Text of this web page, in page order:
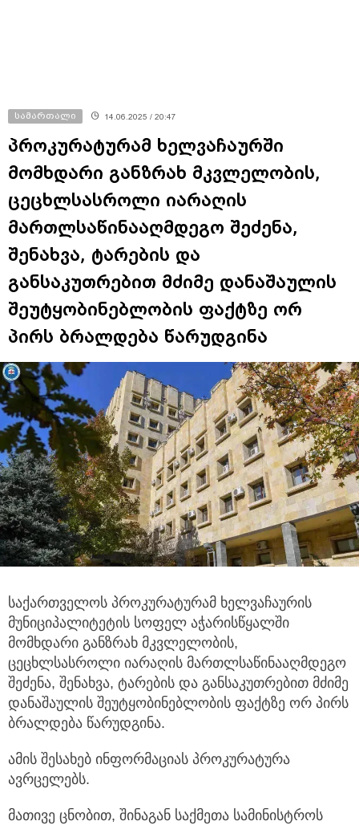
სამართალი 14.06.2025 / 20:47
პროკურატურამ ხელვაჩაურში
მომხდარი განზრახ მკვლელობის,
ცეცხლსასროლი იარაღის
მართლსაწინააღმდეგო შეძენა,
შენახვა, ტარების და
განსაკუთრებით მძიმე დანაშაულის
შეუტყობინებლობის ფაქტზე ორ
პირს ბრალდება წარუდგინა
საქართველოს პროკურატურამ ხელვაჩაურის
მუნიციპალიტეტის სოფელ აჭარისწყალში
მომხდარი განზრახ მკვლელობის,
ცეცხლსასროლი იარაღის მართლსაწინააღმდეგო
შეძენა, შენახვა, ტარების და განსაკუთრებით მძიმე
დანაშაულის შეუტყობინებლობის ფაქტზე ორ პირს
ბრალდება წარუდგინა.
ამის შესახებ ინფორმაციას პროკურატურა
ავრცელებს.
მათივე ცნობით, შინაგან საქმეთა სამინისტროს